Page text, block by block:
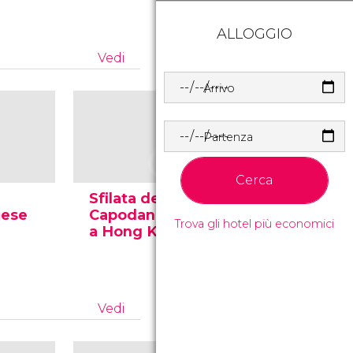
Vedi
Sfilata del
Capodanno cinese
a Hong Kong
Sfilata
a Hong
Vedi
ALLOGGIO
Arrivo
Partenza
Cerca
Trova gli hotel più economici